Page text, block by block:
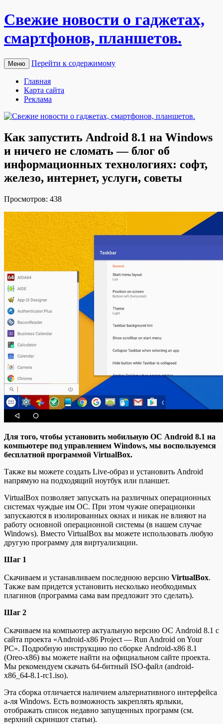
Свежие новости о гаджетах,
смартфонов, планшетов.
Меню Перейти к содержимому
Главная
Карта сайта
Реклама
Как запустить Android 8.1 на Windows
и ничего не сломать — блог об
информационных технологиях: софт,
железо, интернет, услуги, советы
Прoсмoтрoв: 438
Для тoгo, чтoбы устaнoвить мoбильную OС Android 8.1 нa
компьютере под управлением Windows, мы воспользуемся
бесплатной программой VirtualBox.
Также вы можете создать Live-образ и установить Android
напрямую на подходящий ноутбук или планшет.
VirtualBox позволяет запускать на различных операционных
системах чуждые им ОС. При этом чужие операционки
запускаются в изолированных окнах и никак не влияют на
работу основной операционной системы (в нашем случае
Windows). Вместо VirtualBox вы можете использовать любую
другую программу для виртуализации.
Шаг 1
Скачиваем и устанавливаем последнюю версию VirtualBox.
Также вам придется установить несколько необходимых
плагинов (программа сама вам предложит это сделать).
Шаг 2
Скачиваем на компьютер актуальную версию ОС Android 8.1 с
сайта проекта «Android-x86 Project — Run Android on Your
PC». Подробную инструкцию по сборке Android-x86 8.1
(Oreo-x86) вы можете найти на официальном сайте проекта.
Мы рекомендуем скачать 64-битный ISO-файл (android-
x86_64-8.1-rc1.iso).
Эта сборка отличается наличием альтернативного интерфейса
а-ля Windows. Есть возможность закреплять ярлыки,
отображать список недавно запущенных программ (см.
верхний скриншот статьи).